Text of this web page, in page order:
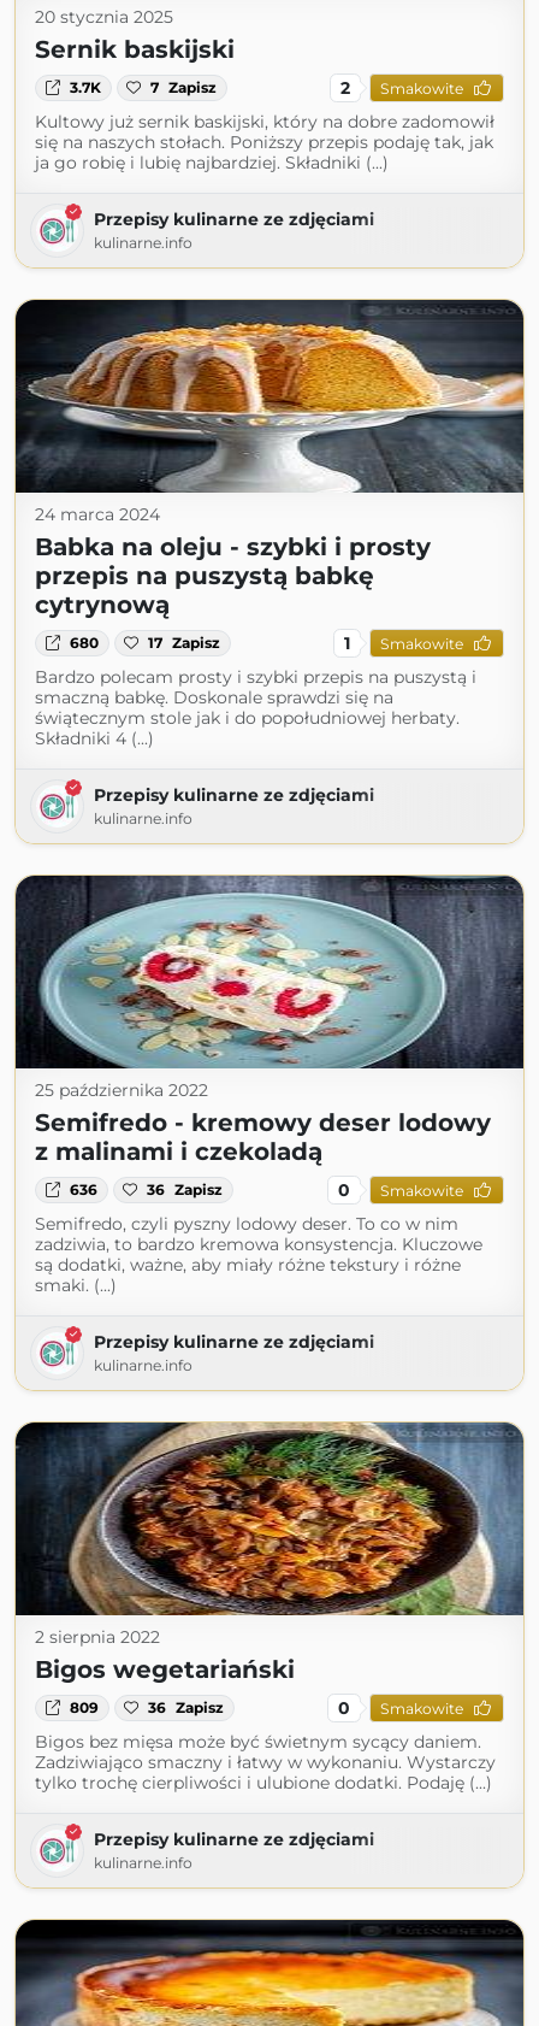
20 stycznia 2025
Sernik baskijski
3.7K 7 Zapisz 2 Smakowite
Kultowy już sernik baskijski, który na dobre zadomowił
się na naszych stołach. Poniższy przepis podaję tak, jak
ja go robię i lubię najbardziej. Składniki (...)
Przepisy kulinarne ze zdjęciami
kulinarne.info
24 marca 2024
Babka na oleju - szybki i prosty
przepis na puszystą babkę
cytrynową
680 17 Zapisz 1 Smakowite
Bardzo polecam prosty i szybki przepis na puszystą i
smaczną babkę. Doskonale sprawdzi się na
świątecznym stole jak i do popołudniowej herbaty.
Składniki 4 (...)
Przepisy kulinarne ze zdjęciami
kulinarne.info
25 października 2022
Semifredo - kremowy deser lodowy
z malinami i czekoladą
636 36 Zapisz 0 Smakowite
Semifredo, czyli pyszny lodowy deser. To co w nim
zadziwia, to bardzo kremowa konsystencja. Kluczowe
są dodatki, ważne, aby miały różne tekstury i różne
smaki. (...)
Przepisy kulinarne ze zdjęciami
kulinarne.info
2 sierpnia 2022
Bigos wegetariański
809 36 Zapisz 0 Smakowite
Bigos bez mięsa może być świetnym sycący daniem.
Zadziwiająco smaczny i łatwy w wykonaniu. Wystarczy
tylko trochę cierpliwości i ulubione dodatki. Podaję (...)
Przepisy kulinarne ze zdjęciami
kulinarne.info